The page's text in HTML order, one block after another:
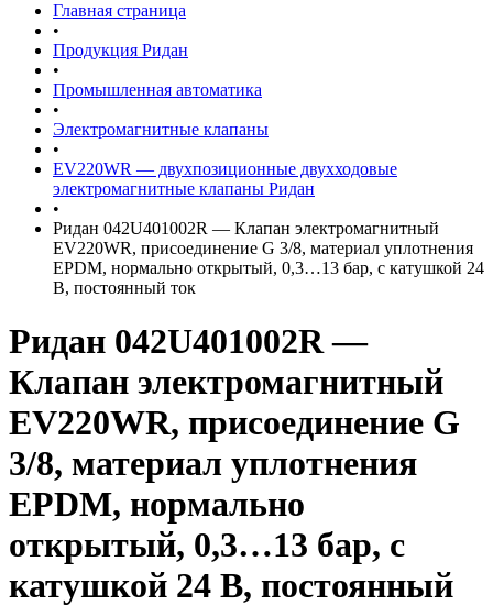
Главная страница
•
Продукция Ридан
•
Промышленная автоматика
•
Электромагнитные клапаны
•
EV220WR — двухпозиционные двухходовые
электромагнитные клапаны Ридан
•
Ридан 042U401002R — Клапан электромагнитный
EV220WR, присоединение G 3/8, материал уплотнения
EPDM, нормально открытый, 0,3…13 бар, с катушкой 24
В, постоянный ток
Ридан 042U401002R —
Клапан электромагнитный
EV220WR, присоединение G
3/8, материал уплотнения
EPDM, нормально
открытый, 0,3…13 бар, с
катушкой 24 В, постоянный